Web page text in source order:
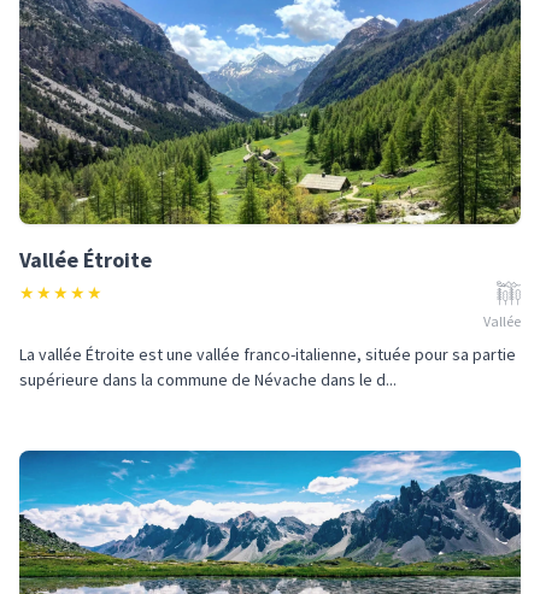
Vallée Étroite
★★★★★
Vallée
La vallée Étroite est une vallée franco-italienne, située pour sa partie
supérieure dans la commune de Névache dans le d...